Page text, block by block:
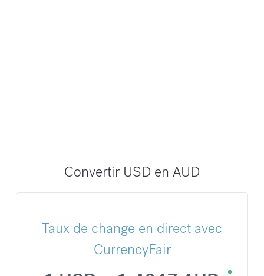
Convertir USD en AUD
Taux de change en direct avec
CurrencyFair